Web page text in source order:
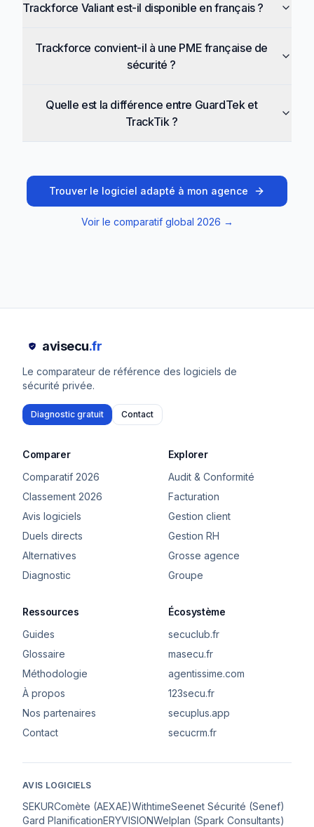
Trackforce Valiant est-il disponible en français ?
Trackforce convient-il à une PME française de
sécurité ?
Quelle est la différence entre GuardTek et
TrackTik ?
Trouver le logiciel adapté à mon agence
Voir le comparatif global 2026 →
avisecu.fr
Le comparateur de référence des logiciels de
sécurité privée.
Diagnostic gratuit Contact
Comparer
Comparatif 2026
Classement 2026
Avis logiciels
Duels directs
Alternatives
Diagnostic
Explorer
Audit & Conformité
Facturation
Gestion client
Gestion RH
Grosse agence
Groupe
Ressources
Guides
Glossaire
Méthodologie
À propos
Nos partenaires
Contact
Écosystème
secuclub.fr
masecu.fr
agentissime.com
123secu.fr
secuplus.app
secucrm.fr
AVIS LOGICIELS
SEKURComète (AEXAE)WithtimeSeenet Sécurité (Senef)
Gard PlanificationERYVISIONWelplan (Spark Consultants)